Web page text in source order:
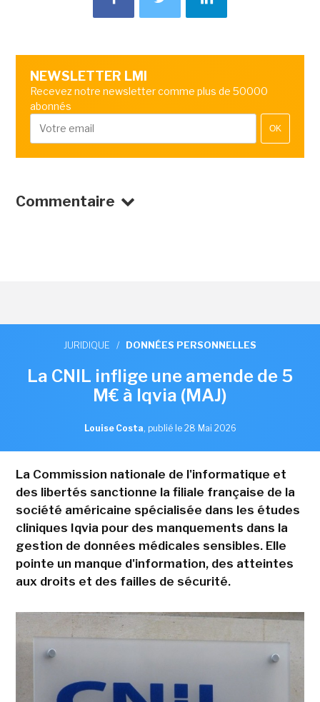
NEWSLETTER LMI
Recevez notre newsletter comme plus de 50000
abonnés
OK
Commentaire
JURIDIQUE / DONNÉES PERSONNELLES
La CNIL inflige une amende de 5
M€ à Iqvia (MAJ)
Louise Costa, publié le 28 Mai 2026
La Commission nationale de l'informatique et
des libertés sanctionne la filiale française de la
société américaine spécialisée dans les études
cliniques Iqvia pour des manquements dans la
gestion de données médicales sensibles. Elle
pointe un manque d'information, des atteintes
aux droits et des failles de sécurité.